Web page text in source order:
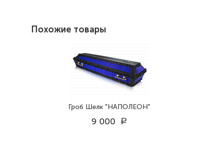
Похожие товары
Гроб Шелк "НАПОЛЕОН"
9 000 a